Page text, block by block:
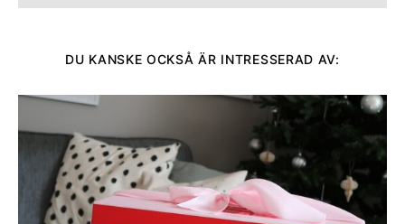
DU KANSKE OCKSÅ ÄR INTRESSERAD AV: